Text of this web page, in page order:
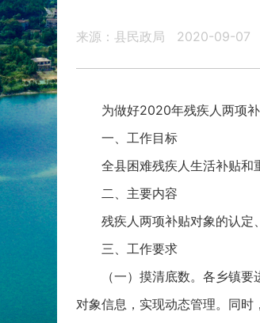
来源：县民政局 2020-09-07
为做好2020年残疾人两项
一、工作目标
全县困难残疾人生活补贴和
二、主要内容
残疾人两项补贴对象的认定
三、工作要求
（一）摸清底数。各乡镇
对象信息，实现动态管理。同时